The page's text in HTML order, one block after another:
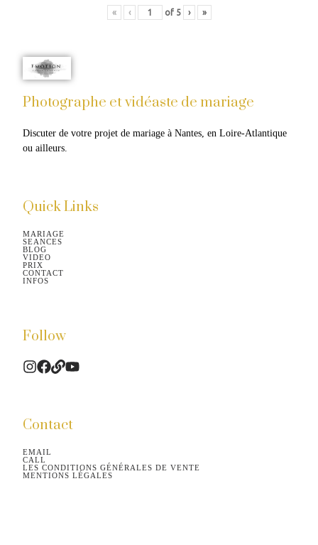
« ‹ of 5 › »
Photographe et vidéaste de mariage
Discuter de votre projet de mariage à Nantes, en Loire-Atlantique
ou ailleurs.​
Quick Links
MARIAGE
SEANCES
BLOG
VIDEO
PRIX
CONTACT
INFOS
Follow
Contact
EMAIL
CALL
LES CONDITIONS GÉNÉRALES DE VENTE
MENTIONS LÉGALES